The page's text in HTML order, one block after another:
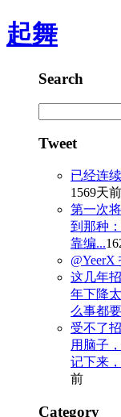
起舞
Search
Tweet
已经连
1569天前
第一次
到那种
靠编...
@YeerX
这几年
年下降
么事都
受不了
用脑子
记下来
前
Category